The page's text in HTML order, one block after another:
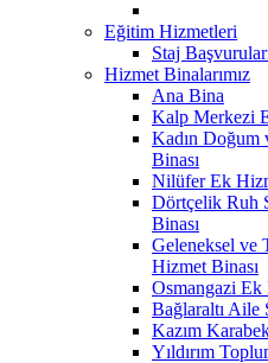
Eğitim Hizmetleri
Staj
Hizmet Binalarımız
Ana Bina
Kalp Merkezi
Kadın Doğum
Binası
Nilüfer Ek
Dörtçelik Ruh
Binası
Geleneksel ve
Hizmet Binası
Osmangazi Ek
Bağlaraltı Aile
Kazım
Yıldırım